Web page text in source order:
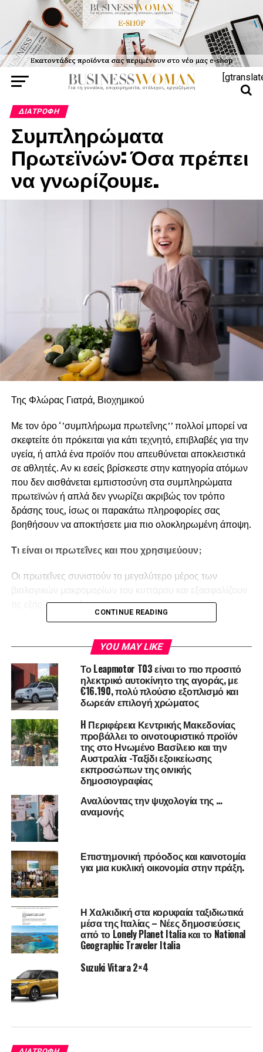
ΔΙΑΤΡΟΦΉ
Συμπληρώματα
Πρωτεϊνών: Όσα πρέπει
να γνωρίζουμε.
Της Φλώρας Γιατρά, Βιοχημικού
Με τον όρο ‘’συμπλήρωμα πρωτεΐνης’’ πολλοί μπορεί να
σκεφτείτε ότι πρόκειται για κάτι τεχνητό, επιβλαβές για την
υγεία, ή απλά ένα προϊόν που απευθύνεται αποκλειστικά
σε αθλητές. Αν κι εσείς βρίσκεστε στην κατηγορία ατόμων
που δεν αισθάνεται εμπιστοσύνη στα συμπληρώματα
πρωτεϊνών ή απλά δεν γνωρίζει ακριβώς τον τρόπο
δράσης τους, ίσως οι παρακάτω πληροφορίες σας
βοηθήσουν να αποκτήσετε μια πιο ολοκληρωμένη άποψη.
Τι είναι οι πρωτεΐνες και που χρησιμεύουν;
Οι πρωτεΐνες συνιστούν το μεγαλύτερο μέρος των
βιολογικών μακρομορίων του κυττάρου και εξασφαλίζουν
τις εξής λειτουργίες:
Μεταβολισμός των μυών και των οστών
Διατήρηση και ανάπτυξη ενός φυσιολογικού
νευρικού συστήματος
Διατήρηση της μυϊκής μάζας και της σωματικής
απόδοσης
Δομικός λίθος των πρωτεϊνών είναι τα αμινοξέα. Τα
αμινοξέα διακρίνονται στα μη απαραίτητα, που μπορούν
να συντεθούν από τον ανθρώπινο οργανισμό και στα
απαραίτητα, που δεν μπορεί ο οργανισμός να συνθέσει
και τα προμηθεύεται μέσω της τροφής.
Ένας μέσος υγιής ενήλικας χρειάζεται 0,8 γραμμάρια
πρωτεϊνών ανά κιλό σωματικού βάρος. Οι ειδικοί
συνιστούν να καλύπτουμε το 10-35% των ημερήσιων
θερμίδων που καταναλώνουμε με πρωτεΐνες.
Τι είναι τα συμπληρώματα πρωτεΐνης;
Τα συμπληρώματα πρωτεΐνης αποτελούν ένα από τα πιο
δημοφιλή συμπληρώματα που χρησιμοποιούνται, τόσο
από αθλητές όσο και από μη επαγγελματίες αθλητές. Είναι
σημαντικό να υπογραμμιστεί ότι οι πρωτεΐνες που
βρίσκονται στα συμπληρώματα είναι ακριβώς οι ίδιες με
αυτές που βρίσκονται στη φύση και δεν αλλοιώνονται,
απλά απομονώνονται από τα τρόφιμα.
Ποιες είναι οι βασικές κατηγορίες συμπληρωμάτων
πρωτεΐνης;
CONTINUE READING
YOU MAY LIKE
Το Leapmotor T03 είναι το πιο προσιτό
ηλεκτρικό αυτοκίνητο της αγοράς, με
€16.190, πολύ πλούσιο εξοπλισμό και
δωρεάν επιλογή χρώματος
H Περιφέρεια Κεντρικής Μακεδονίας
προβάλλει το οινοτουριστικό προϊόν
της στο Ηνωμένο Βασίλειο και την
Αυστραλία -Ταξίδι εξοικείωσης
εκπροσώπων της οινικής
δημοσιογραφίας
Αναλύοντας την ψυχολογία της …
αναμονής
Επιστημονική πρόοδος και καινοτομία
για μια κυκλική οικονομία στην πράξη.
Η Χαλκιδική στα κορυφαία ταξιδιωτικά
μέσα της Ιταλίας – Νέες δημοσιεύσεις
από το Lonely Planet Italia και το National
Geographic Traveler Italia
Suzuki Vitara 2×4